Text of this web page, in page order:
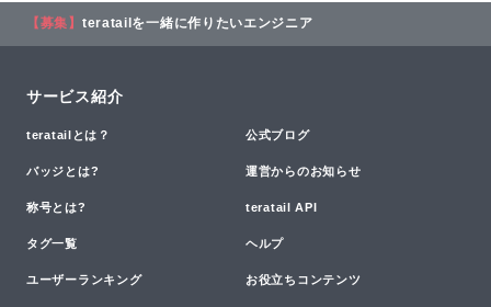
【募集】 teratailを一緒に作りたいエンジニア
サービス紹介
teratailとは？ 公式ブログ
バッジとは? 運営からのお知らせ
称号とは? teratail API
タグ一覧 ヘルプ
ユーザーランキング お役立ちコンテンツ